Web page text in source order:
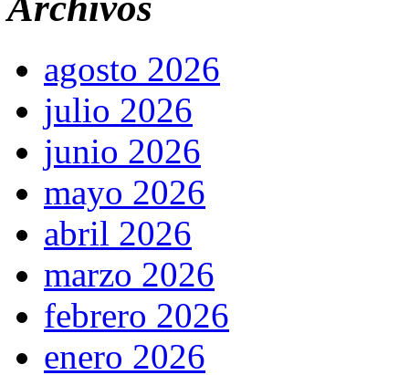
agosto 2026
julio 2026
junio 2026
mayo 2026
abril 2026
marzo 2026
febrero 2026
enero 2026